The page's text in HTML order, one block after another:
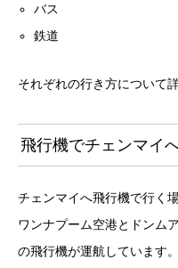
バス
鉄道
それぞれの行き方について
飛行機でチェンマイ
チェンマイへ飛行機で行く
ワンナプーム空港とドンム
の飛行機が運航しています。